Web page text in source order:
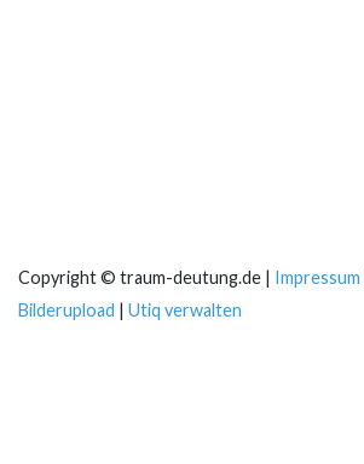
Copyright © traum-deutung.de | Impressum
Bilderupload | Utiq verwalten